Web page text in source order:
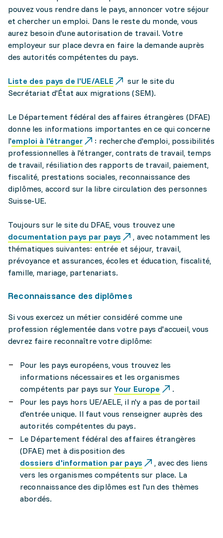
pouvez vous rendre dans le pays, annoncer votre séjour
et chercher un emploi. Dans le reste du monde, vous
aurez besoin d'une autorisation de travail. Votre
employeur sur place devra en faire la demande auprès
des autorités compétentes du pays.
Liste des pays de l'UE/AELE
sur le site du
Secrétariat d'État aux migrations (SEM).
Le Département fédéral des affaires étrangères (DFAE)
donne les informations importantes en ce qui concerne
l'emploi à l'étranger
: recherche d'emploi, possibilités
professionnelles à l'étranger, contrats de travail, temps
de travail, résiliation des rapports de travail, paiement,
fiscalité, prestations sociales, reconnaissance des
diplômes, accord sur la libre circulation des personnes
Suisse-UE.
Toujours sur le site du DFAE, vous trouvez une
documentation pays par pays
, avec notamment les
thématiques suivantes: entrée et séjour, travail,
prévoyance et assurances, écoles et éducation, fiscalité,
famille, mariage, partenariats.
Reconnaissance des diplômes
Si vous exercez un métier considéré comme une
profession réglementée dans votre pays d'accueil, vous
devrez faire reconnaître votre diplôme:
Pour les pays européens, vous trouvez les
informations nécessaires et les organismes
compétents par pays sur Your Europe
.
Pour les pays hors UE/AELE, il n'y a pas de portail
d'entrée unique. Il faut vous renseigner auprès des
autorités compétentes du pays.
Le Département fédéral des affaires étrangères
(DFAE) met à disposition des
dossiers d'information par pays
, avec des liens
vers les organismes compétents sur place. La
reconnaissance des diplômes est l'un des thèmes
abordés.